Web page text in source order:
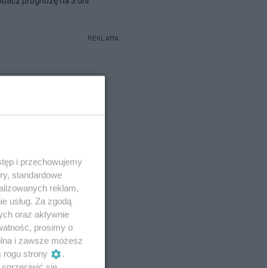
REKLAMA
i przechowujemy
standardowe
reklam,
usług. Za zgodą
oraz aktywnie
prosimy o
i zawsze możesz
rogu strony
.